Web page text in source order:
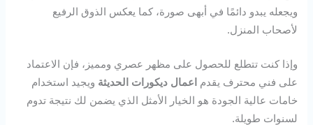
ويجعله يبدو دائمًا في أبهى صورة، كما يعكس الذوق الرفيع
لأصحاب المنزل.
وإذا كنت تتطلع للحصول على مظهر عصري ومميز، فإن الاعتماد
على فني محترف يقدم
اعمال ديكورات الحديثة ويجيد استخدام
خامات عالية الجودة هو الخيار الأمثل الذي يضمن لك نتيجة تدوم
لسنوات طويلة.